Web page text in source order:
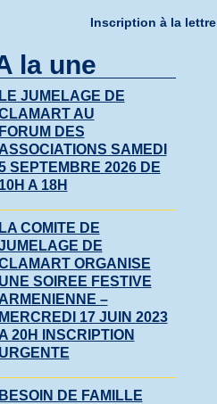
Inscription à la
la une
JUMELAGE DE
AU
DES
SAMEDI
SEPTEMBRE 2026 DE
A 18H
COMITE DE
DE
ORGANISE
SOIREE FESTIVE
–
17 JUIN 2023
20H INSCRIPTION
DE FAMILLE